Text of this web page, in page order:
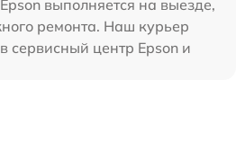
выполняется на выезде,
ремонта. Наш курьер
сервисный центр Epson и